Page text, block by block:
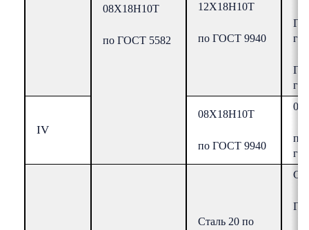
08Х18Н10Т
по ГОСТ 5582
12Х18Н10Т
по ГOCT 9940
гр.
IV
08Х18Н10Т
по ГОСТ 9940
по
гр.
Сталь 20 по